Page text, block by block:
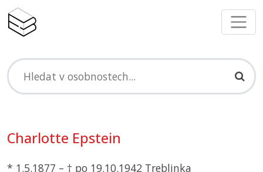
Charlotte Epstein
* 1.5.1877 – † po 19.10.1942 Treblinka